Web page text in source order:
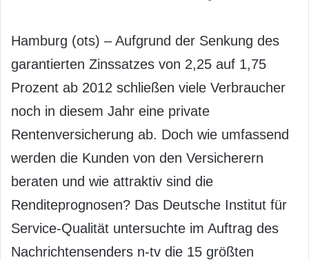
Hamburg (ots) – Aufgrund der Senkung des
garantierten Zinssatzes von 2,25 auf 1,75
Prozent ab 2012 schließen viele Verbraucher
noch in diesem Jahr eine private
Rentenversicherung ab. Doch wie umfassend
werden die Kunden von den Versicherern
beraten und wie attraktiv sind die
Renditeprognosen? Das Deutsche Institut für
Service-Qualität untersuchte im Auftrag des
Nachrichtensenders n-tv die 15 größten